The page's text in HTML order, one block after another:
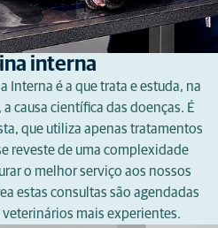
interna
Interna é a que trata e estuda, na
causa científica das doenças. É
que utiliza apenas tratamentos
reveste de uma complexidade
o melhor serviço aos nossos
estas consultas são agendadas
mais experientes.